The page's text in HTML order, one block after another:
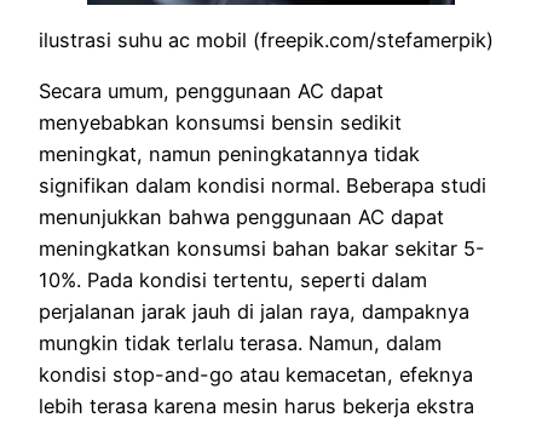
ilustrasi suhu ac mobil (freepik.com/stefamerpik)
Secara umum, penggunaan AC dapat
menyebabkan konsumsi bensin sedikit
meningkat, namun peningkatannya tidak
signifikan dalam kondisi normal. Beberapa studi
menunjukkan bahwa penggunaan AC dapat
meningkatkan konsumsi bahan bakar sekitar 5-
10%. Pada kondisi tertentu, seperti dalam
perjalanan jarak jauh di jalan raya, dampaknya
mungkin tidak terlalu terasa. Namun, dalam
kondisi stop-and-go atau kemacetan, efeknya
lebih terasa karena mesin harus bekerja ekstra